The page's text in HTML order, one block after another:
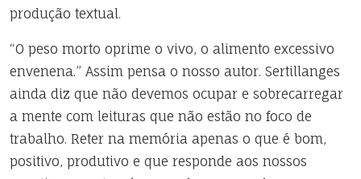
produção textual.
“O peso morto oprime o vivo, o alimento excessivo
envenena.” Assim pensa o nosso autor. Sertillanges
ainda diz que não devemos ocupar e sobrecarregar
a mente com leituras que não estão no foco de
trabalho. Reter na memória apenas o que é bom,
positivo, produtivo e que responde aos nossos